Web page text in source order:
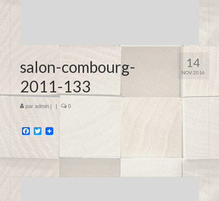
14
NOV 2016
salon-combourg-
2011-133
par admin | | 0
Facebook
Twitter